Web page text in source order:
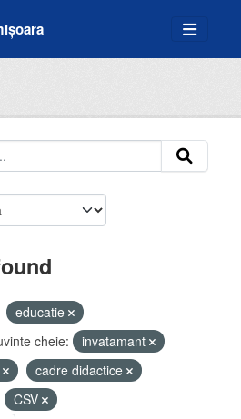
educatie
cheie:
invatamant
cadre didactice
CSV